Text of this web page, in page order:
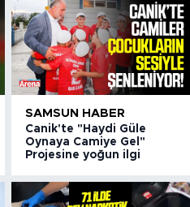
SAMSUN HABER
Canik'te "Haydi Güle
Oynaya Camiye Gel"
Projesine yoğun ilgi